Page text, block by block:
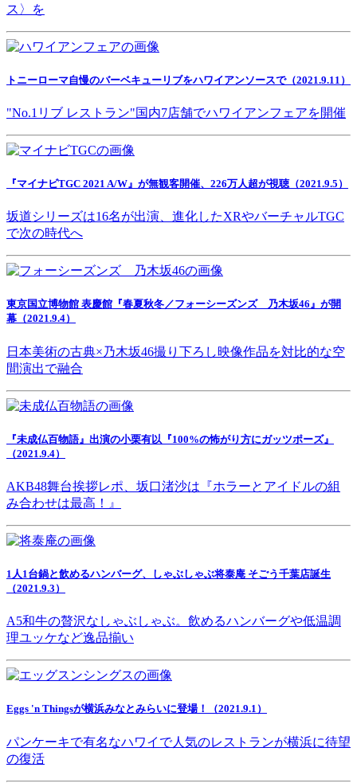
ス〉を
トニーローマ自慢のバーベキューリブをハワイアンソースで（2021.9.11）
"No.1リブ レストラン"国内7店舗でハワイアンフェアを開催
『マイナビTGC 2021 A/W』が無観客開催、226万人超が視聴（2021.9.5）
坂道シリーズは16名が出演、進化したXRやバーチャルTGC
で次の時代へ
東京国立博物館 表慶館『春夏秋冬／フォーシーズンズ 乃木坂46』が開
幕（2021.9.4）
日本美術の古典×乃木坂46撮り下ろし映像作品を対比的な空
間演出で融合
『未成仏百物語』出演の小栗有以『100%の怖がり方にガッツポーズ』
（2021.9.4）
AKB48舞台挨拶レポ、坂口渚沙は『ホラーとアイドルの組
み合わせは最高！』
1人1台鍋と飲めるハンバーグ、しゃぶしゃぶ将泰庵 そごう千葉店誕生
（2021.9.3）
A5和牛の贅沢なしゃぶしゃぶ。飲めるハンバーグや低温調
理ユッケなど逸品揃い
Eggs 'n Thingsが横浜みなとみらいに登場！（2021.9.1）
パンケーキで有名なハワイで人気のレストランが横浜に待望
の復活